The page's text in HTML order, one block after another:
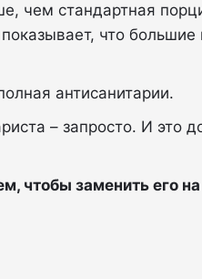
чем стандартная
что большие
антисанитарии.
– запросто. И это
чтобы заменить его